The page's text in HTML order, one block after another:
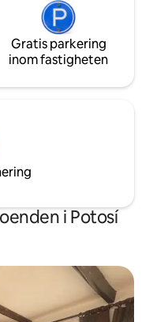
Gratis parkering
inom fastigheten
i Potosí